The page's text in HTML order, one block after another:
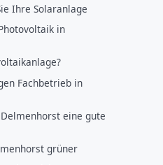
Ihre Solaranlage
in
Fachbetrieb in
eine gute
grüner